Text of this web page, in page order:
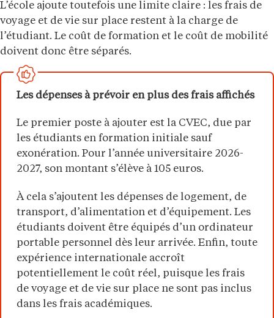
L’école ajoute toutefois une limite claire : les frais de
voyage et de vie sur place restent à la charge de
l’étudiant. Le coût de formation et le coût de mobilité
doivent donc être séparés.
Les dépenses à prévoir en plus des frais affichés
Le premier poste à ajouter est la CVEC, due par
les étudiants en formation initiale sauf
exonération. Pour l’année universitaire 2026-
2027, son montant s’élève à 105 euros.
À cela s’ajoutent les dépenses de logement, de
transport, d’alimentation et d’équipement. Les
étudiants doivent être équipés d’un ordinateur
portable personnel dès leur arrivée. Enfin, toute
expérience internationale accroît
potentiellement le coût réel, puisque les frais
de voyage et de vie sur place ne sont pas inclus
dans les frais académiques.